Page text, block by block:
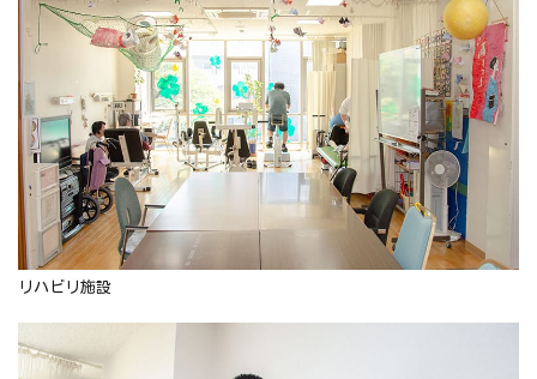
リハビリ施設